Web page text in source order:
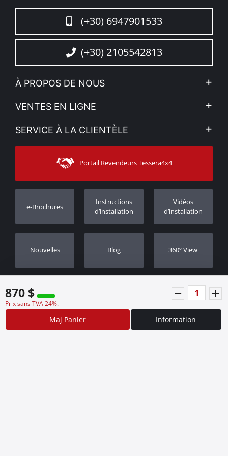
4x4.
870 $
Prix sans TVA 24%.
Maj Panier Information
(+30) 6947901533
(+30) 2105542813
À PROPOS DE NOUS
L'entreprise
Voir nos actualités
Sitemap
VENTES EN LIGNE
Mon compte
Moyens d’expédition
SERVICE À LA CLIENTÈLE
Contacter
Assistance aux clients
Suivi des commandes
Concessionnaires
Portail Revendeurs Tessera4x4
e-Brochures
Instructions
d’installation
Vidéos
d’installation
Nouvelles Blog 360º View